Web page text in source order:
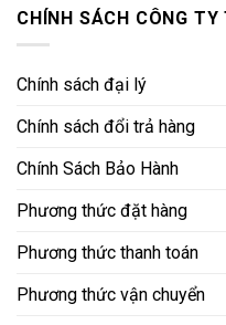
CHÍNH SÁCH CÔNG
Chính sách đại lý
Chính sách đổi trả hàng
Chính Sách Bảo Hành
Phương thức đặt hàng
Phương thức thanh toán
Phương thức vận chuyển